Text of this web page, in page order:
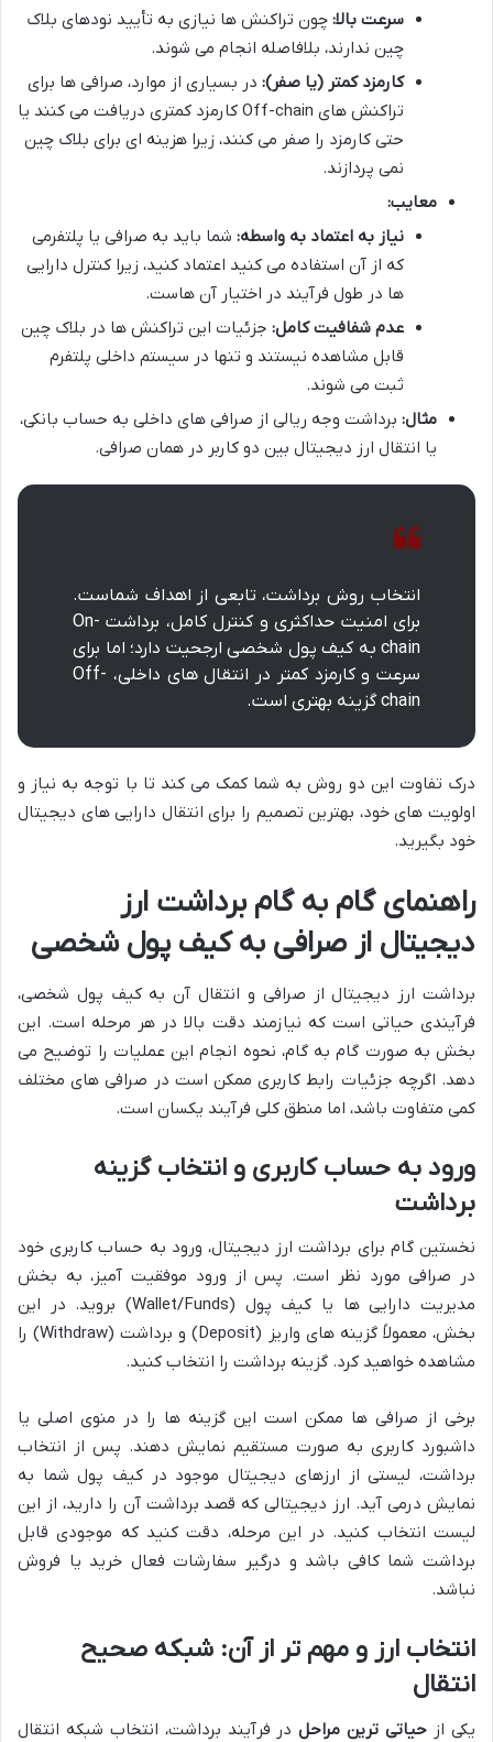
سرعت بالا: چون تراکنش ها نیازی به تأیید نودهای بلاک
چین ندارند، بلافاصله انجام می شوند.
کارمزد کمتر (یا صفر): در بسیاری از موارد، صرافی ها برای
تراکنش های Off-chain کارمزد کمتری دریافت می کنند یا
حتی کارمزد را صفر می کنند، زیرا هزینه ای برای بلاک چین
نمی پردازند.
معایب:
نیاز به اعتماد به واسطه: شما باید به صرافی یا پلتفرمی
که از آن استفاده می کنید اعتماد کنید، زیرا کنترل دارایی
ها در طول فرآیند در اختیار آن هاست.
عدم شفافیت کامل: جزئیات این تراکنش ها در بلاک چین
قابل مشاهده نیستند و تنها در سیستم داخلی پلتفرم
ثبت می شوند.
مثال: برداشت وجه ریالی از صرافی های داخلی به حساب بانکی،
یا انتقال ارز دیجیتال بین دو کاربر در همان صرافی.
انتخاب روش برداشت، تابعی از اهداف شماست.
برای امنیت حداکثری و کنترل کامل، برداشت On-
chain به کیف پول شخصی ارجحیت دارد؛ اما برای
سرعت و کارمزد کمتر در انتقال های داخلی، Off-
chain گزینه بهتری است.
درک تفاوت این دو روش به شما کمک می کند تا با توجه به نیاز و
اولویت های خود، بهترین تصمیم را برای انتقال دارایی های دیجیتال
خود بگیرید.
راهنمای گام به گام برداشت ارز
دیجیتال از صرافی به کیف پول شخصی
برداشت ارز دیجیتال از صرافی و انتقال آن به کیف پول شخصی،
فرآیندی حیاتی است که نیازمند دقت بالا در هر مرحله است. این
بخش به صورت گام به گام، نحوه انجام این عملیات را توضیح می
دهد. اگرچه جزئیات رابط کاربری ممکن است در صرافی های مختلف
کمی متفاوت باشد، اما منطق کلی فرآیند یکسان است.
ورود به حساب کاربری و انتخاب گزینه
برداشت
نخستین گام برای برداشت ارز دیجیتال، ورود به حساب کاربری خود
در صرافی مورد نظر است. پس از ورود موفقیت آمیز، به بخش
مدیریت دارایی ها یا کیف پول (Wallet/Funds) بروید. در این
بخش، معمولاً گزینه های واریز (Deposit) و برداشت (Withdraw) را
مشاهده خواهید کرد. گزینه برداشت را انتخاب کنید.
برخی از صرافی ها ممکن است این گزینه ها را در منوی اصلی یا
داشبورد کاربری به صورت مستقیم نمایش دهند. پس از انتخاب
برداشت، لیستی از ارزهای دیجیتال موجود در کیف پول شما به
نمایش درمی آید. ارز دیجیتالی که قصد برداشت آن را دارید، از این
لیست انتخاب کنید. در این مرحله، دقت کنید که موجودی قابل
برداشت شما کافی باشد و درگیر سفارشات فعال خرید یا فروش
نباشد.
انتخاب ارز و مهم تر از آن: شبکه صحیح
انتقال
یکی از حیاتی ترین مراحلدر فرآیند برداشت، انتخاب شبکه انتقال